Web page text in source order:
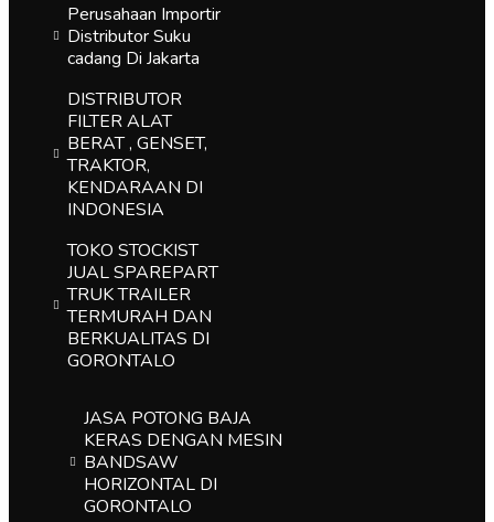
Perusahaan Importir
Distributor Suku
cadang Di Jakarta
DISTRIBUTOR
FILTER ALAT
BERAT , GENSET,
TRAKTOR,
KENDARAAN DI
INDONESIA
TOKO STOCKIST
JUAL SPAREPART
TRUK TRAILER
TERMURAH DAN
BERKUALITAS DI
GORONTALO
JASA POTONG BAJA
KERAS DENGAN MESIN
BANDSAW
HORIZONTAL DI
GORONTALO